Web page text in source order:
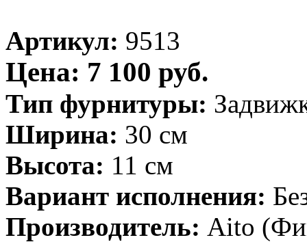
Артикул: 9513
Цена: 7 100 руб.
Тип фурнитуры:
Ширина: 30 см
Высота: 11 см
Вариант исполнения:
Производитель: Aito